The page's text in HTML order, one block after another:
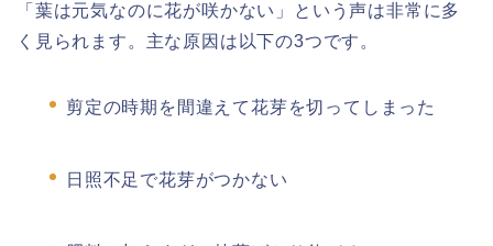
「葉は元気なのに花が咲かない」という声は非常に多
く見られます。主な原因は以下の3つです。
剪定の時期を間違えて花芽を切ってしまった
日照不足で花芽がつかない